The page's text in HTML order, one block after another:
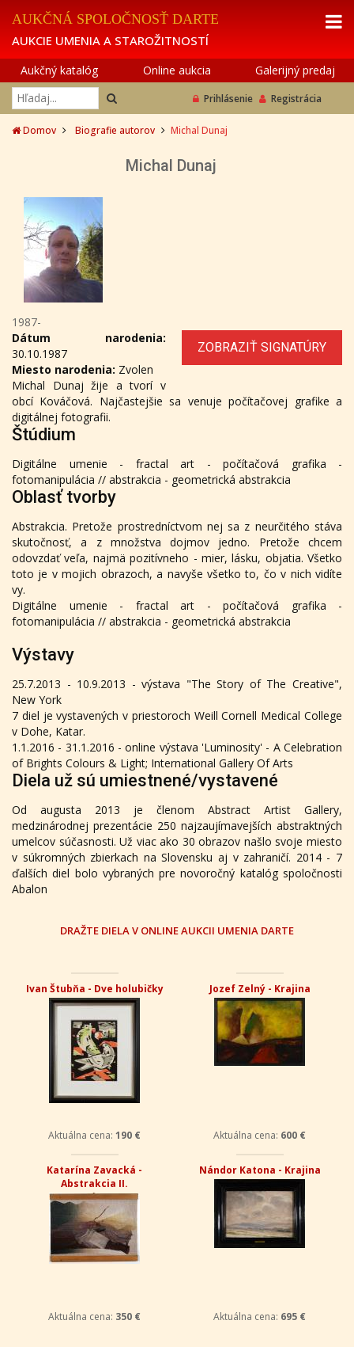
AUKČNÁ SPOLOČNOSŤ DARTE
AUKCIE UMENIA A STAROŽITNOSTÍ
Aukčný katalóg Online aukcia Galerijný predaj
Prihlásenie Registrácia
Domov Biografie autorov Michal Dunaj
Michal Dunaj
1987-
ZOBRAZIŤ SIGNATÚRY
Dátum narodenia:
30.10.1987
Miesto narodenia: Zvolen
Michal Dunaj žije a tvorí v
obcí Kováčová. Najčastejšie sa venuje počítačovej grafike a
digitálnej fotografii.
Štúdium
Digitálne umenie - fractal art - počítačová grafika -
fotomanipulácia // abstrakcia - geometrická abstrakcia
Oblasť tvorby
Abstrakcia. Pretože prostredníctvom nej sa z neurčitého stáva
skutočnosť, a z množstva dojmov jedno. Pretože chcem
odovzdať veľa, najmä pozitívneho - mier, lásku, objatia. Všetko
toto je v mojich obrazoch, a navyše všetko to, čo v nich vidíte
vy.
Digitálne umenie - fractal art - počítačová grafika -
fotomanipulácia // abstrakcia - geometrická abstrakcia
Výstavy
25.7.2013 - 10.9.2013 - výstava "The Story of The Creative",
New York
7 diel je vystavených v priestoroch Weill Cornell Medical College
v Dohe, Katar.
1.1.2016 - 31.1.2016 - online výstava 'Luminosity' - A Celebration
of Brights Colours & Light; International Gallery Of Arts
Diela už sú umiestnené/vystavené
Od augusta 2013 je členom Abstract Artist Gallery,
medzinárodnej prezentácie 250 najzaujímavejších abstraktných
umelcov súčasnosti. Už viac ako 30 obrazov našlo svoje miesto
v súkromných zbierkach na Slovensku aj v zahraničí. 2014 - 7
ďalších diel bolo vybraných pre novoročný katalóg spoločnosti
Abalon
DRAŽTE DIELA V ONLINE AUKCII UMENIA DARTE
Ivan Štubňa - Dve holubičky
Aktuálna cena: 190 €
Jozef Zelný - Krajina
Aktuálna cena: 600 €
Katarína Zavacká -
Abstrakcia II.
Aktuálna cena: 350 €
Nándor Katona - Krajina
Aktuálna cena: 695 €